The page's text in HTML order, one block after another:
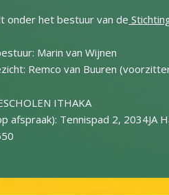
onder het bestuur van de
Marin van Wijnen
Remco van Buuren
ITHAKA
afspraak): Tennispad 2, 2034JA